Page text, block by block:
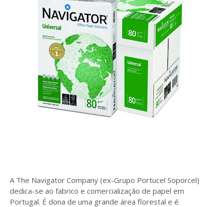
A The Navigator Company (ex-Grupo Portucel Soporcel)
dedica-se ao fabrico e comercialização de papel em
Portugal. É dona de uma grande área florestal e é